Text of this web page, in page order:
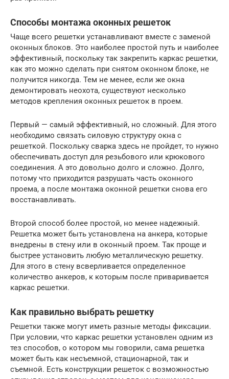
Способы монтажа оконных решеток
Чаще всего решетки устанавливают вместе с заменой
оконных блоков. Это наиболее простой путь и наиболее
эффективный, поскольку так закрепить каркас решетки,
как это можно сделать при снятом оконном блоке, не
получится никогда. Тем не менее, если же окна
демонтировать неохота, существуют несколько
методов крепления оконных решеток в проем.
Первый — самый эффективный, но сложный. Для этого
необходимо связать силовую структуру окна с
решеткой. Поскольку сварка здесь не пройдет, то нужно
обеспечивать доступ для резьбового или крюкового
соединения. А это довольно долго и сложно. Долго,
потому что приходится разрушать часть оконного
проема, а после монтажа оконной решетки снова его
восстанавливать.
Второй способ более простой, но менее надежный.
Решетка может быть установлена на анкера, которые
внедрены в стену или в оконный проем. Так проще и
быстрее установить любую металлическую решетку.
Для этого в стену всверливается определенное
количество анкеров, к которым после приваривается
каркас решетки.
Как правильно выбрать решетку
Решетки также могут иметь разные методы фиксации.
При условии, что каркас решетки установлен одним из
тез способов, о котором мы говорили, сама решетка
может быть как несъемной, стационарной, так и
съемной. Есть конструкции решеток с возможностью